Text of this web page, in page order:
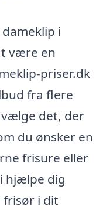
i
være en
priser.dk
fra flere
det, der
du ønsker en
frisure eller
hjælpe dig
frisør i dit